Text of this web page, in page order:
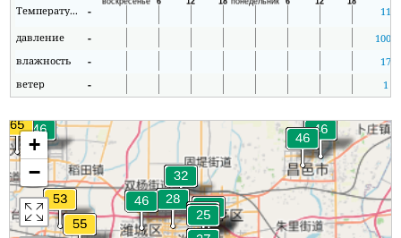
Температура
-
11
давление
- 1008
влажность
-
17
ветер
- 1
+
−